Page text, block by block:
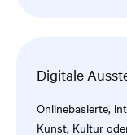
Digitale
Onlinebasierte,
Kunst, Kultur